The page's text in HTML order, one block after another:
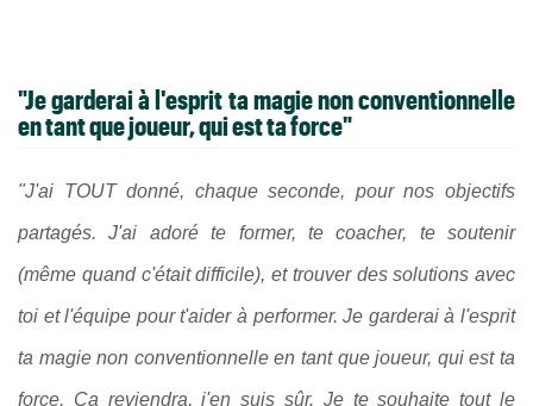
"Je garderai à l'esprit ta magie non conventionnelle
en tant que joueur, qui est ta force"
"J'ai TOUT donné, chaque seconde, pour nos objectifs
partagés. J'ai adoré te former, te coacher, te soutenir
(même quand c'était difficile), et trouver des solutions avec
toi et l'équipe pour t'aider à performer. Je garderai à l'esprit
ta magie non conventionnelle en tant que joueur, qui est ta
force. Ça reviendra, j'en suis sûr. Je te souhaite tout le